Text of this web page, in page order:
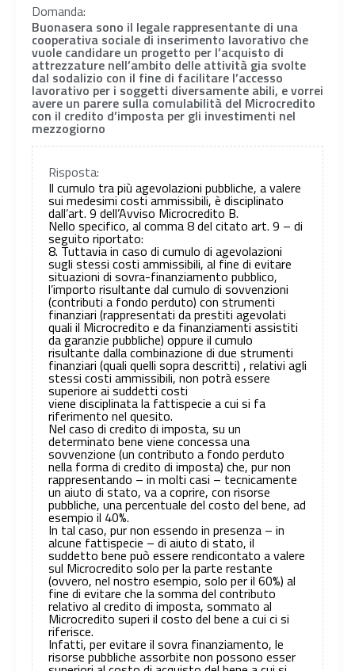
Domanda:
Buonasera sono il legale rappresentante di una
cooperativa sociale di inserimento lavorativo che
vuole candidare un progetto per l’acquisto di
attrezzature nell’ambito delle attività gia svolte
dal sodalizio con il fine di facilitare l’accesso
lavorativo per i soggetti diversamente abili, e vorrei
avere un parere sulla comulabilità del Microcredito
con il credito d’imposta per gli investimenti nel
mezzogiorno
Risposta:
Il cumulo tra più agevolazioni pubbliche, a valere
sui medesimi costi ammissibili, è disciplinato
dall’art. 9 dell’Avviso Microcredito B.
Nello specifico, al comma 8 del citato art. 9 – di
seguito riportato:
8. Tuttavia in caso di cumulo di agevolazioni
sugli stessi costi ammissibili, al fine di evitare
situazioni di sovra-finanziamento pubblico,
l’importo risultante dal cumulo di sovvenzioni
(contributi a fondo perduto) con strumenti
finanziari (rappresentati da prestiti agevolati
quali il Microcredito e da finanziamenti assistiti
da garanzie pubbliche) oppure il cumulo
risultante dalla combinazione di due strumenti
finanziari (quali quelli sopra descritti) , relativi agli
stessi costi ammissibili, non potrà essere
superiore ai suddetti costi
viene disciplinata la fattispecie a cui si fa
riferimento nel quesito.
Nel caso di credito di imposta, su un
determinato bene viene concessa una
sovvenzione (un contributo a fondo perduto
nella forma di credito di imposta) che, pur non
rappresentando – in molti casi – tecnicamente
un aiuto di stato, va a coprire, con risorse
pubbliche, una percentuale del costo del bene, ad
esempio il 40%.
In tal caso, pur non essendo in presenza – in
alcune fattispecie – di aiuto di stato, il
suddetto bene può essere rendicontato a valere
sul Microcredito solo per la parte restante
(ovvero, nel nostro esempio, solo per il 60%) al
fine di evitare che la somma del contributo
relativo al credito di imposta, sommato al
Microcredito superi il costo del bene a cui ci si
riferisce.
Infatti, per evitare il sovra finanziamento, le
risorse pubbliche assorbite non possono esser